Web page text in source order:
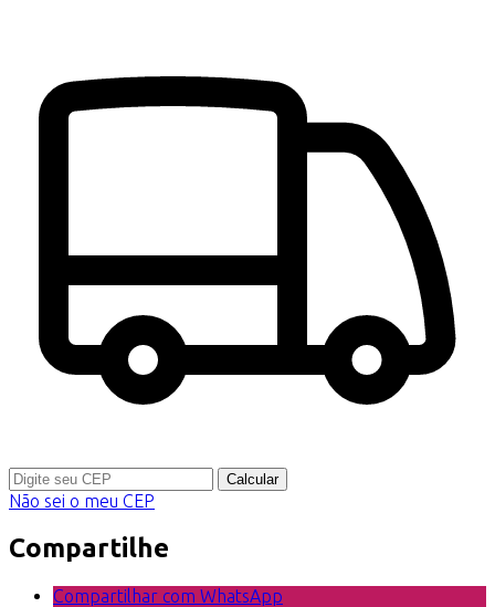
Calcular
Não sei o meu CEP
Compartilhe
Compartilhar com WhatsApp